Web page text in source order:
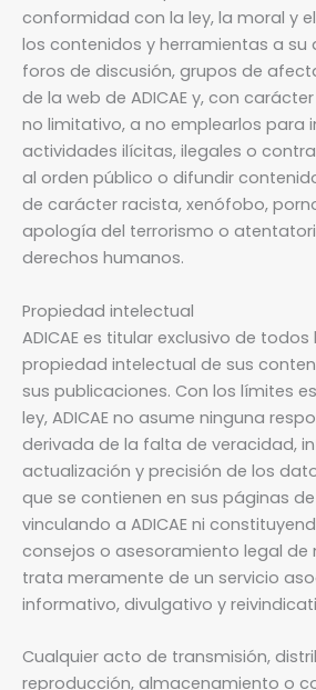
conformidad con la ley, la moral y
los contenidos y herramientas a su
foros de discusión, grupos de
de la web de ADICAE y, con
no limitativo, a no emplearlos para
actividades ilícitas, ilegales o
al orden público o difundir
de carácter racista, xenófobo,
apología del terrorismo o
derechos humanos.
Propiedad intelectual
ADICAE es titular exclusivo de
propiedad intelectual de sus
sus publicaciones. Con los límites
ley, ADICAE no asume ninguna
derivada de la falta de veracidad,
actualización y precisión de los
que se contienen en sus páginas
vinculando a ADICAE ni
consejos o asesoramiento legal de
trata meramente de un servicio
informativo, divulgativo y
Cualquier acto de transmisión,
reproducción, almacenamiento o